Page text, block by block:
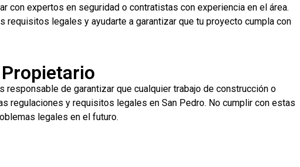
con expertos en seguridad o contratistas con experiencia en el área.
requisitos legales y ayudarte a garantizar que tu proyecto cumpla con
responsable de garantizar que cualquier trabajo de construcción o
regulaciones y requisitos legales en San Pedro. No cumplir con estas
legales en el futuro.